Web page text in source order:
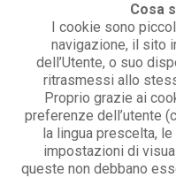
Cosa
I cookie sono
navigazione, il sito
dell’Utente, o suo
ritrasmessi allo
Proprio grazie ai
preferenze dell’utente
la lingua prescelta,
impostazioni di
queste non debbano